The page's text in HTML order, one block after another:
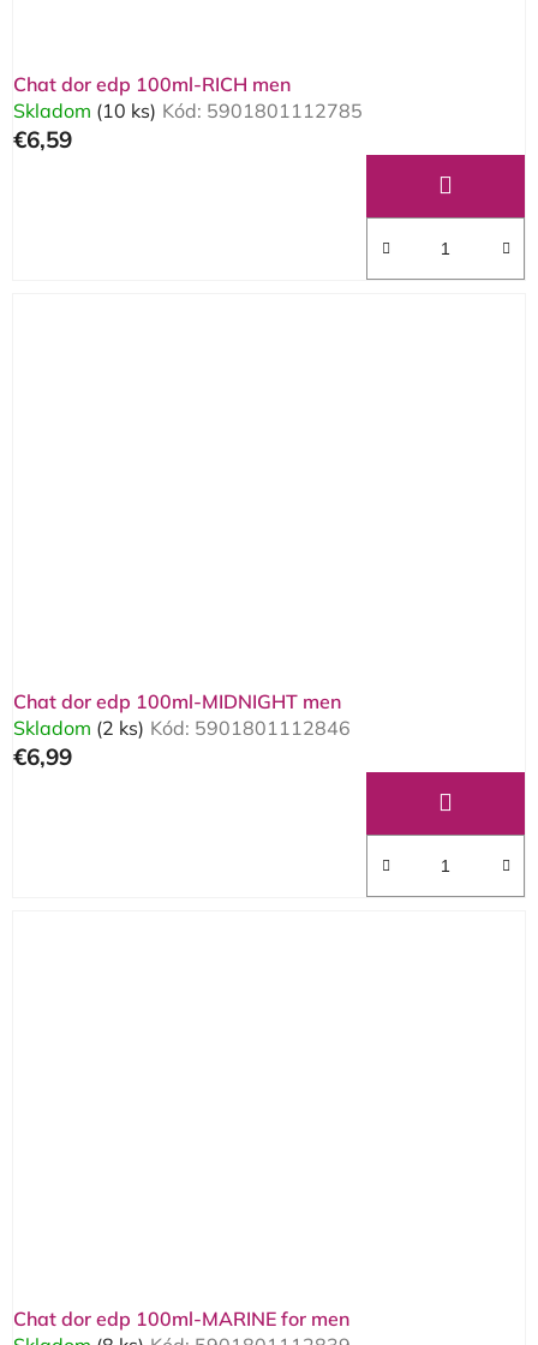
Chat dor edp 100ml-RICH men
Skladom (10 ks) Kód: 5901801112785
€6,59
Chat dor edp 100ml-MIDNIGHT men
Skladom (2 ks) Kód: 5901801112846
€6,99
Chat dor edp 100ml-MARINE for men